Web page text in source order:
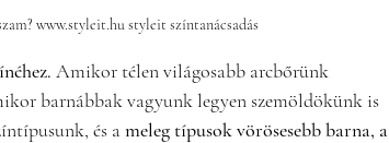
www.styleit.hu styleit színtanácsadás
Amikor télen világosabb arcbőrünk
barnábbak vagyunk legyen szemöldökünk is
és a meleg típusok vörösesebb barna, a